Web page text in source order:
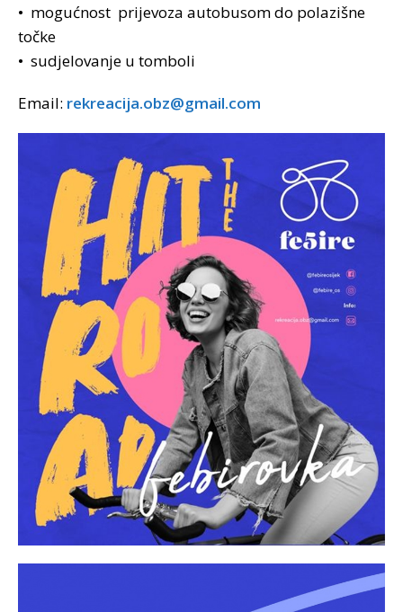
• mogućnost prijevoza autobusom do polazišne
točke
• sudjelovanje u tomboli
Email: rekreacija.obz@gmail.com